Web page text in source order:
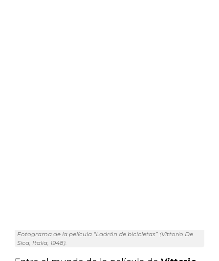
Fotograma de la película “Ladrón de bicicletas” (Vittorio De
Sica, Italia, 1948).